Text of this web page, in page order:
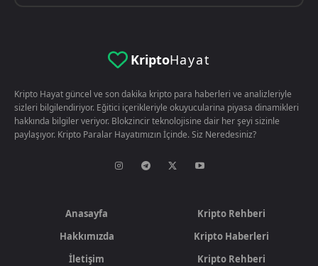
KriptoHayat
Kripto Hayat güncel ve son dakika kripto para haberleri ve analizleriyle
sizleri bilgilendiriyor. Eğitici içerikleriyle okuyucularina piyasa dinamikleri
hakkında bilgiler veriyor. Blokzincir teknolojisine dair her şeyi sizinle
paylaşıyor. Kripto Paralar Hayatımızın İçinde. Siz Neredesiniz?
Anasayfa
Hakkımızda
İletişim
Kripto Rehberi
Kripto Haberleri
Kripto Rehberi